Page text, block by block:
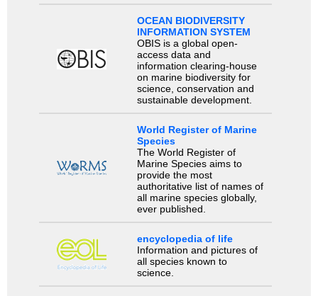
OCEAN BIODIVERSITY
INFORMATION SYSTEM
OBIS is a global open-
access data and
information clearing-house
on marine biodiversity for
science, conservation and
sustainable development.
World Register of Marine
Species
The World Register of
Marine Species aims to
provide the most
authoritative list of names of
all marine species globally,
ever published.
encyclopedia of life
Information and pictures of
all species known to
science.